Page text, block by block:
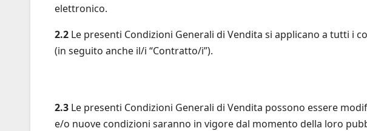
elettronico.
2.2 Le presenti Condizioni Generali di Vendita si applicano a tutti i
(in seguito anche il/i “Contratto/i”).
2.3 Le presenti Condizioni Generali di Vendita possono essere
e/o nuove condizioni saranno in vigore dal momento della loro